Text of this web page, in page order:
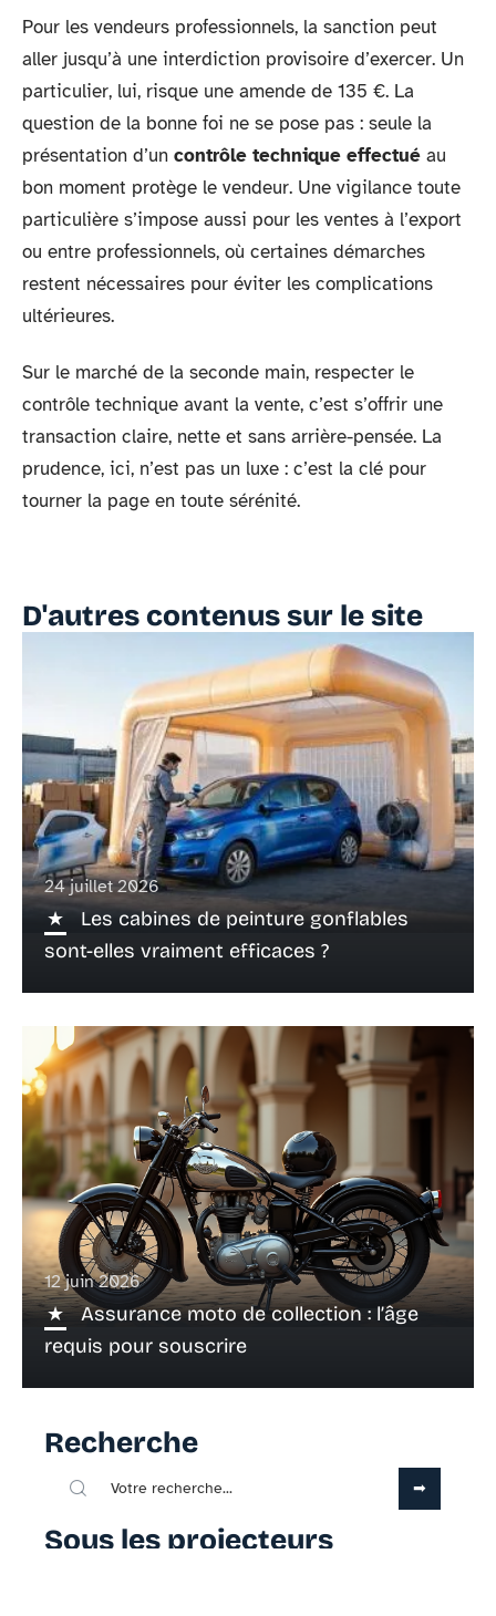
Pour les vendeurs professionnels, la sanction peut
aller jusqu’à une interdiction provisoire d’exercer. Un
particulier, lui, risque une amende de 135 €. La
question de la bonne foi ne se pose pas : seule la
présentation d’un contrôle technique effectué au
bon moment protège le vendeur. Une vigilance toute
particulière s’impose aussi pour les ventes à l’export
ou entre professionnels, où certaines démarches
restent nécessaires pour éviter les complications
ultérieures.
Sur le marché de la seconde main, respecter le
contrôle technique avant la vente, c’est s’offrir une
transaction claire, nette et sans arrière-pensée. La
prudence, ici, n’est pas un luxe : c’est la clé pour
tourner la page en toute sérénité.
D'autres contenus sur le site
24 juillet 2026
Les cabines de peinture gonflables
sont-elles vraiment efficaces ?
12 juin 2026
Assurance moto de collection : l’âge
requis pour souscrire
Recherche
Sous les projecteurs